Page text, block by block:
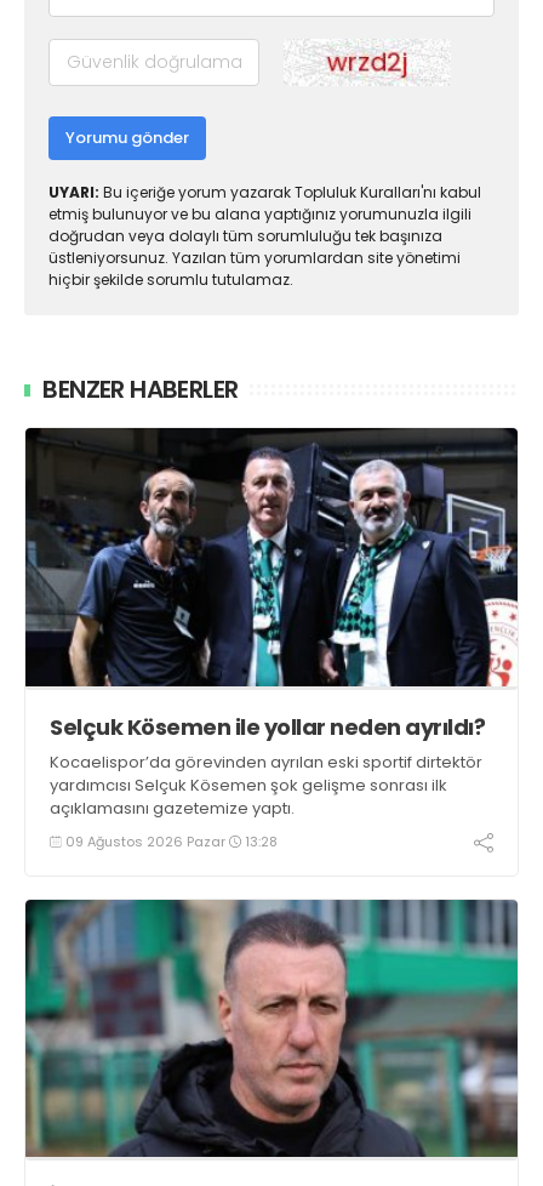
Yorumu gönder
UYARI: Bu içeriğe yorum yazarak Topluluk Kuralları'nı kabul
etmiş bulunuyor ve bu alana yaptığınız yorumunuzla ilgili
doğrudan veya dolaylı tüm sorumluluğu tek başınıza
üstleniyorsunuz. Yazılan tüm yorumlardan site yönetimi
hiçbir şekilde sorumlu tutulamaz.
BENZER HABERLER
Selçuk Kösemen ile yollar neden ayrıldı?
Kocaelispor’da görevinden ayrılan eski sportif dirtektör
yardımcısı Selçuk Kösemen şok gelişme sonrası ilk
açıklamasını gazetemize yaptı.
09 Ağustos 2026 Pazar 13:28